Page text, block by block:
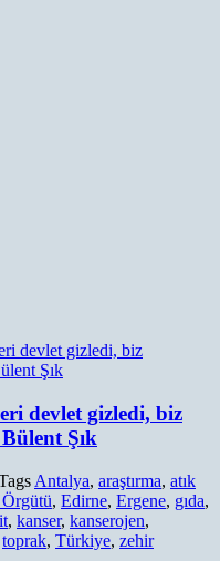
devlet gizledi, biz
Şık
Antalya, araştırma, atık
, Edirne, Ergene, gıda,
, kanser, kanserojen,
toprak, Türkiye, zehir